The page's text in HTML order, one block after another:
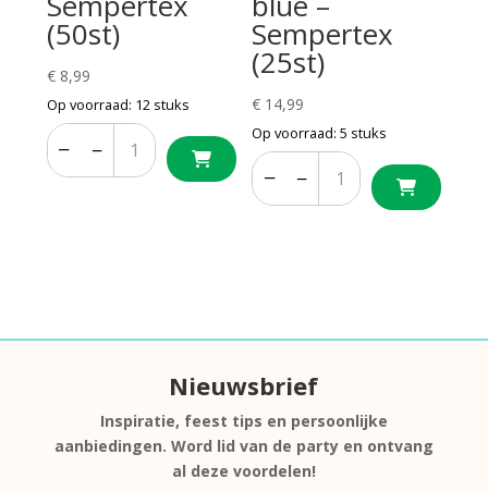
(50st)
€8,99
Op voorraad: 12 stuks
− − + +
Sempertex
(25st)
€ 14,99
Op voorraad: 5 stuks
− − + +
Nieuwsbrief
Inspiratie, feest tips en persoonlijke
aanbiedingen. Word lid van de party en ontvang
al deze voordelen!